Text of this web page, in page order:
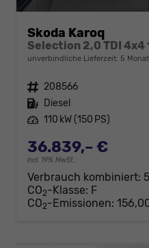
Skoda Karoq
unverbindliche Lieferzeit: 5
Fahrzeugnr. 208566
Kraftstoff Diesel
Leistung 110 kW (150 PS)
36.839,– €
incl. 19% MwSt.
Verbrauch kombiniert:
CO2-Klasse: F
CO2-Emissionen: